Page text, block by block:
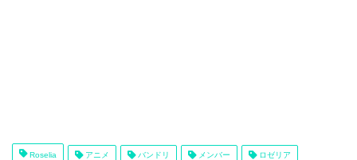
Roselia アニメ バンドリ メンバー ロゼリア